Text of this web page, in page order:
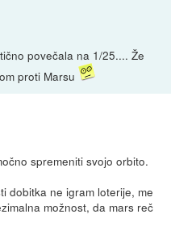
povečala na 1/25.... Že
proti Marsu
spremeniti svojo orbito.
dobitka ne igram loterije, me
možnost, da mars reč